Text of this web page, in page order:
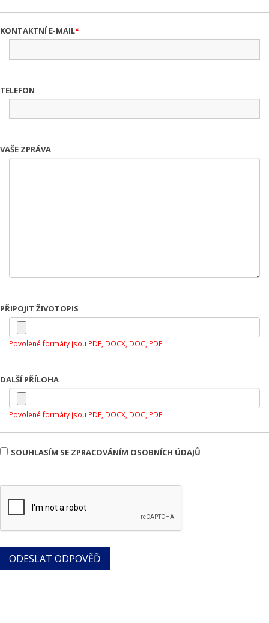
KONTAKTNÍ E-MAIL
TELEFON
VAŠE ZPRÁVA
PŘIPOJIT ŽIVOTOPIS
Povolené formáty jsou PDF, DOCX, DOC, PDF
DALŠÍ PŘÍLOHA
Povolené formáty jsou PDF, DOCX, DOC, PDF
SOUHLASÍM SE ZPRACOVÁNÍM OSOBNÍCH ÚDAJŮ